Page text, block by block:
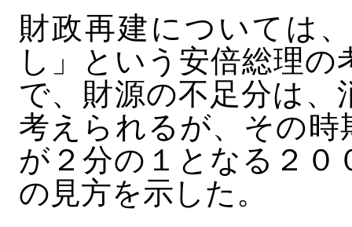
財政再建については
し」という安倍総理
で、財源の不足分は
考えられるが、その時
が２分の１となる２
の見方を示した。